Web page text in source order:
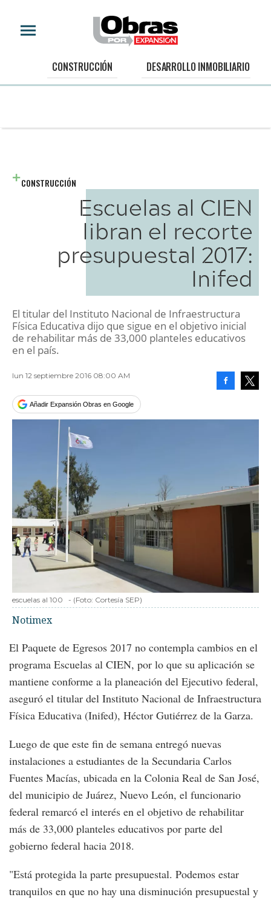
CONSTRUCCIÓN DESARROLLO INMOBILIARIO
CONSTRUCCIÓN
Escuelas al CIEN
libran el recorte
presupuestal 2017:
Inifed
El titular del Instituto Nacional de Infraestructura
Física Educativa dijo que sigue en el objetivo inicial
de rehabilitar más de 33,000 planteles educativos
en el país.
lun 12 septiembre 2016 08:00 AM
Añadir Expansión Obras en Google
escuelas al 100 - (Foto: Cortesía SEP)
Notimex
El Paquete de Egresos 2017 no contempla cambios en el
programa Escuelas al CIEN, por lo que su aplicación se
mantiene conforme a la planeación del Ejecutivo federal,
aseguró el titular del Instituto Nacional de Infraestructura
Física Educativa (Inifed), Héctor Gutiérrez de la Garza.
Luego de que este fin de semana entregó nuevas
instalaciones a estudiantes de la Secundaria Carlos
Fuentes Macías, ubicada en la Colonia Real de San José,
del municipio de Juárez, Nuevo León, el funcionario
federal remarcó el interés en el objetivo de rehabilitar
más de 33,000 planteles educativos por parte del
gobierno federal hacia 2018.
"Está protegida la parte presupuestal. Podemos estar
tranquilos en que no hay una disminución presupuestal y